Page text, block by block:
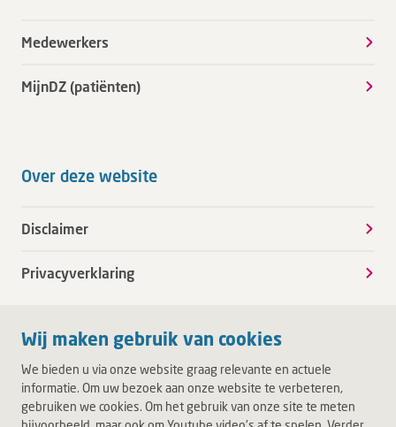
Wij maken gebruik van cookies
We bieden u via onze website graag relevante en actuele
informatie. Om uw bezoek aan onze website te verbeteren,
gebruiken we cookies. Om het gebruik van onze site te meten
Medewerkers
MijnDZ (patiënten)
Over deze website
Disclaimer
Privacyverklaring